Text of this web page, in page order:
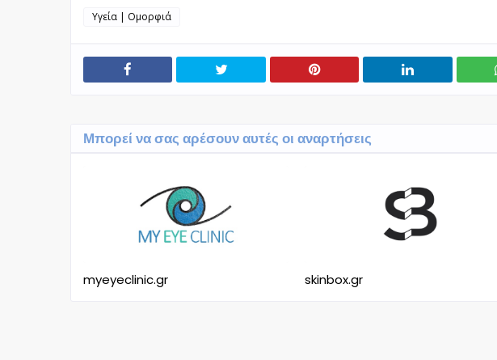
Υγεία | Ομορφιά
Μπορεί να σας αρέσουν αυτές οι αναρτήσεις
myeyeclinic.gr skinbox.gr